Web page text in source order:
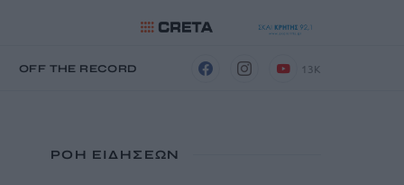
OFF THE RECORD 13K
ΡΟΗ ΕΙΔΗΣΕΩΝ